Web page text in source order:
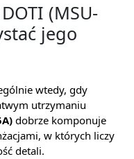
(MSU-
jego
wtedy, gdy
utrzymaniu
dobrze komponuje
w których liczy
detali.